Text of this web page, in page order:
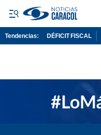
Tendencias: DÉFICIT FISCAL